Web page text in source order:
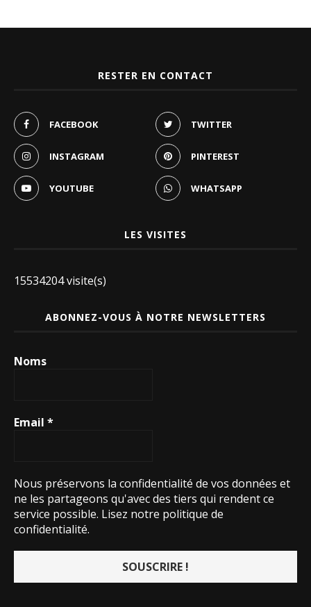
RESTER EN CONTACT
FACEBOOK TWITTER
INSTAGRAM PINTEREST
YOUTUBE WHATSAPP
LES VISITES
15534204 visite(s)
ABONNEZ-VOUS À NOTRE NEWSLETTERS
Noms
Email *
Nous préservons la confidentialité de vos données et
ne les partageons qu'avec des tiers qui rendent ce
service possible. Lisez notre politique de
confidentialité.